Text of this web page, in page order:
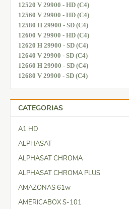
12520 V 29900 - HD (C4)
12560 V 29900 - HD (C4)
12580 H 29900 - SD (C4)
12600 V 29900 - HD (C4)
12620 H 29900 - SD (C4)
12640 V 29900 - SD (C4)
12660 H 29900 - SD (C4)
12680 V 29900 - SD (C4)
CATEGORIAS
A1 HD
ALPHASAT
ALPHASAT CHROMA
ALPHASAT CHROMA PLUS
AMAZONAS 61w
AMERICABOX S-101